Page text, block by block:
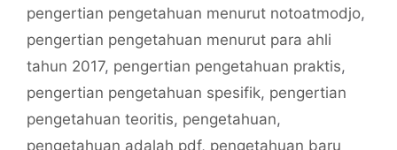
pengertian pengetahuan menurut notoatmodjo,
pengertian pengetahuan menurut para ahli
tahun 2017, pengertian pengetahuan praktis,
pengertian pengetahuan spesifik, pengertian
pengetahuan teoritis, pengetahuan,
pengetahuan adalah pdf, pengetahuan baru